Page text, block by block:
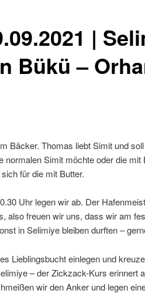
|
Bükü –
Bäcker. Thomas liebt Simit und
Simit möchte oder die mit
für die mit Butter.
Uhr legen wir ab. Der
also freuen wir uns, dass wir am
in Selimiye bleiben durften –
Lieblingsbucht einlegen und
– der Zickzack-Kurs erinnert
wir den Anker und legen